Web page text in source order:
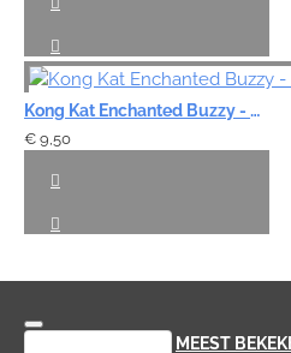
Kong Kat Enchanted Buzzy - Unicorn
€ 9,50
MEEST